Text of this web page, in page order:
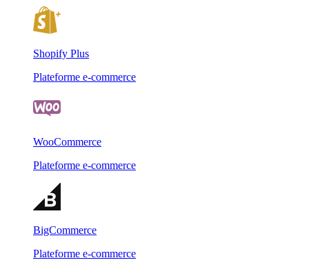
Shopify Plus
Plateforme e-commerce
WooCommerce
Plateforme e-commerce
BigCommerce
Plateforme e-commerce